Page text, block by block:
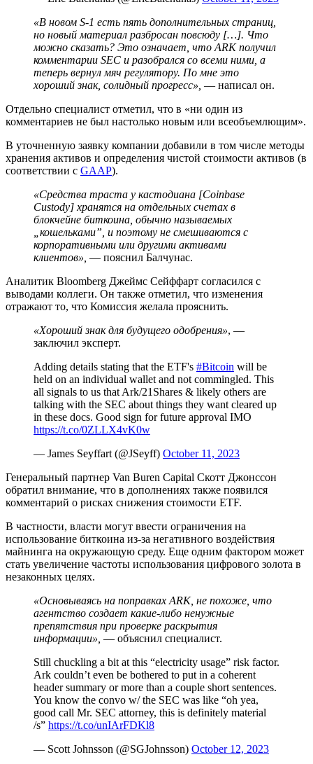
«В новом S-1 есть пять дополнительных страниц,
но новый материал разбросан повсюду […]. Что
можно сказать? Это означает, что ARK получил
комментарии SEC и разобрался со всеми ними, а
теперь вернул мяч регулятору. По мне это
хороший знак, солидный прогресс», — написал он.
Отдельно специалист отметил, что в «ни один из
комментариев не был настолько новым или всеобъемлющим».
В уточненную заявку компании добавили в том числе методы
хранения активов и определения чистой стоимости активов (в
соответствии с GAAP).
«Средства траста у кастодиана [Coinbase
Custody] хранятся на отдельных счетах в
блокчейне биткоина, обычно называемых
кошельками” , и поэтому не смешиваются с
корпоративными или другими активами
клиентов», — пояснил Балчунас.
Аналитик Bloomberg Джеймс Сейффарт согласился с
выводами коллеги. Он также отметил, что изменения
отражают то, что Комиссия желала прояснить.
«Хороший знак для будущего одобрения», —
заключил эксперт.
Adding details stating that the ETF's #Bitcoin will be
held on an individual wallet and not commingled. This
all signals to us that Ark/21Shares & likely others are
talking with the SEC about things they want cleared up
in these docs. Good sign for future approval IMO
https://t.co/0ZLLX4vK0w
— James Seyffart (@JSeyff) October 11, 2023
Генеральный партнер Van Buren Capital Скотт Джонссон
обратил внимание, что в дополнениях также появился
комментарий о рисках снижения стоимости ETF.
В частности, власти могут ввести ограничения на
использование биткоина из-за негативного воздействия
майнинга на окружающую среду. Еще одним фактором может
стать увеличение частоты использования цифрового золота в
незаконных целях.
«Основываясь на поправках ARK, не похоже, что
агентство создает какие-либо ненужные
препятствия при проверке раскрытия
информации», — объяснил специалист.
Still chuckling a bit at this “electricity usage” risk factor.
Ark couldn’t even be bothered to put in a coherent
header summary or more than a couple short sentences.
You know the convo w/ the SEC was like “oh yea,
good call Mr. SEC attorney, this is definitely material
/s” https://t.co/unIArFDKl8
— Scott Johnsson (@SGJohnsson) October 12, 2023